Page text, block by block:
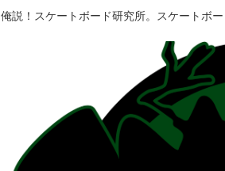
俺説！スケートボード研究所。スケートボ